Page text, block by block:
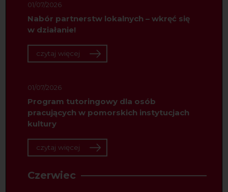
01/07/2026
Nabór partnerstw lokalnych – wkręć się
w działanie!
czytaj więcej
01/07/2026
Program tutoringowy dla osób
pracujących w pomorskich instytucjach
kultury
czytaj więcej
Czerwiec